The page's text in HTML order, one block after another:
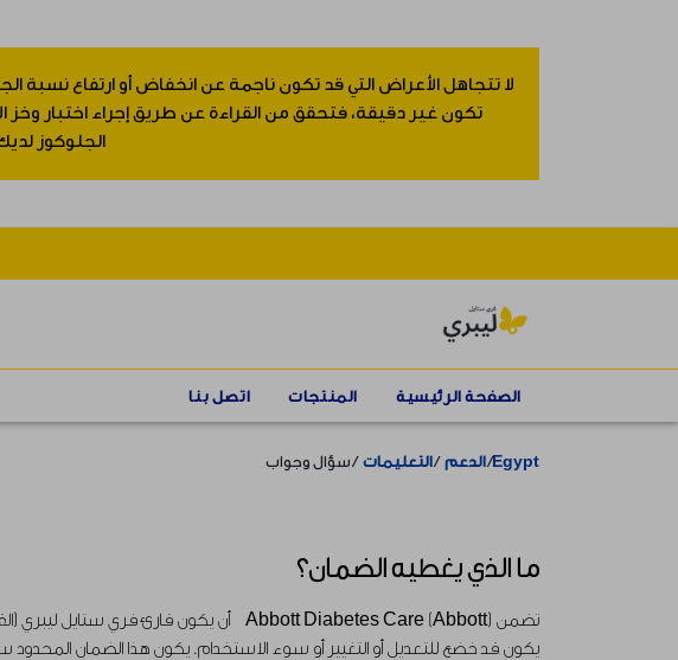
لا تتجاهل الأعراض التي قد تكون ناجمة عن انخفاض أو ارتفاع نسبة
تكون غير دقيقة، فتحقق من القراءة عن طريق إجراء اختبار
الجلوكوز
الصفحة الرئيسية المنتجات اتصل بنا
Egypt الدعم التعليمات سؤال وجواب
ما الذي يغطيه الضمان؟